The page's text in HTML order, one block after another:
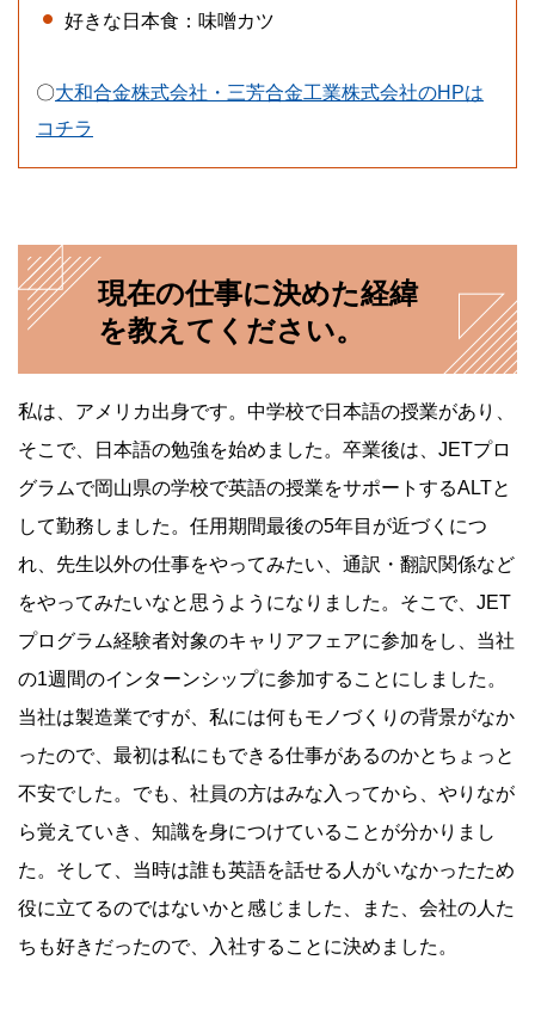
好きな日本食：味噌カツ
〇大和合金株式会社・三芳合金工業株式会社のHPは
コチラ
現在の仕事に決めた経緯
を教えてください。
私は、アメリカ出身です。中学校で日本語の授業があり、
そこで、日本語の勉強を始めました。卒業後は、JETプロ
グラムで岡山県の学校で英語の授業をサポートするALTと
して勤務しました。任用期間最後の5年目が近づくにつ
れ、先生以外の仕事をやってみたい、通訳・翻訳関係など
をやってみたいなと思うようになりました。そこで、JET
プログラム経験者対象のキャリアフェアに参加をし、当社
の1週間のインターンシップに参加することにしました。
当社は製造業ですが、私には何もモノづくりの背景がなか
ったので、最初は私にもできる仕事があるのかとちょっと
不安でした。でも、社員の方はみな入ってから、やりなが
ら覚えていき、知識を身につけていることが分かりまし
た。そして、当時は誰も英語を話せる人がいなかったため
役に立てるのではないかと感じました、また、会社の人た
ちも好きだったので、入社することに決めました。